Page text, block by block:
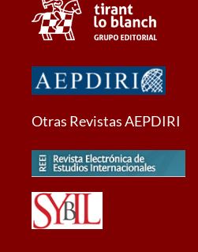
Otras Revistas AEPDIRI